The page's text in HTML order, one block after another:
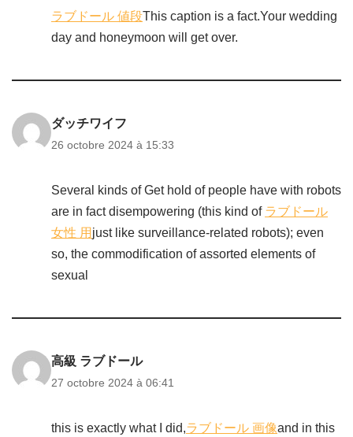
ラブドール 値段This caption is a fact.Your wedding
day and honeymoon will get over.
ダッチワイフ
26 octobre 2024 à 15:33
Several kinds of Get hold of people have with robots
are in fact disempowering (this kind of ラブドール
女性 用 just like surveillance-related robots); even
so, the commodification of assorted elements of
sexual
高級 ラブドール
27 octobre 2024 à 06:41
this is exactly what I did,ラブドール 画像and in this